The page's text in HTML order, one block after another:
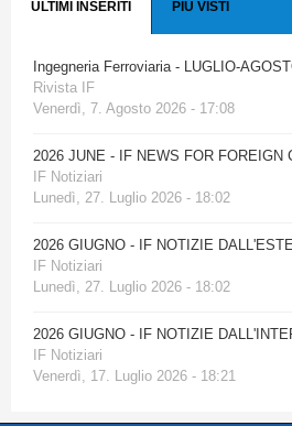
ULTIMI INSERITI PIÙ VISTI
Ingegneria Ferroviaria - LUGLIO-
Rivista IF
Venerdì, 7. Agosto 2026 - 17:08
2026 JUNE - IF NEWS FOR FOREIGN
IF Notiziari
Lunedì, 27. Luglio 2026 - 18:02
2026 GIUGNO - IF NOTIZIE
IF Notiziari
Lunedì, 27. Luglio 2026 - 18:02
2026 GIUGNO - IF NOTIZIE
IF Notiziari
Venerdì, 17. Luglio 2026 - 18:21